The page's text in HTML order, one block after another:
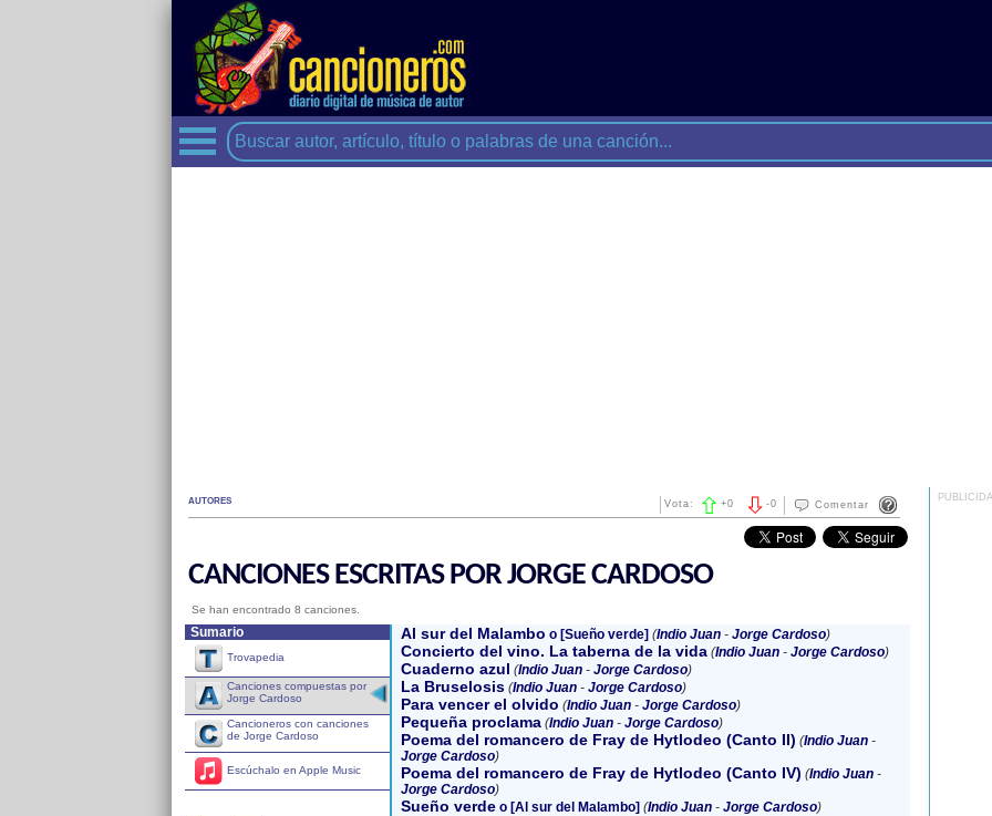
AUTORES Comentar
-0
Vota: +0
CANCIONES ESCRITAS POR JORGE CARDOSO
Se han encontrado 8 canciones.
Sumario
Trovapedia
Canciones compuestas por
Jorge Cardoso
Cancioneros con canciones
de Jorge Cardoso
Escúchalo en Apple Music
Al sur del Malambo o [Sueño verde] (Indio Juan- Jorge Cardoso)
Concierto del vino. La taberna de la vida (Indio Juan- Jorge Cardoso)
Cuaderno azul (Indio Juan- Jorge Cardoso)
La Bruselosis (Indio Juan- Jorge Cardoso)
Para vencer el olvido (Indio Juan- Jorge Cardoso)
Pequeña proclama (Indio Juan- Jorge Cardoso)
Poema del romancero de Fray de Hytlodeo (Canto II) (Indio Juan-
Jorge Cardoso)
Poema del romancero de Fray de Hytlodeo (Canto IV) (Indio Juan-
Jorge Cardoso)
Sueño verdeo [Al sur del Malambo] (Indio Juan- Jorge Cardoso)